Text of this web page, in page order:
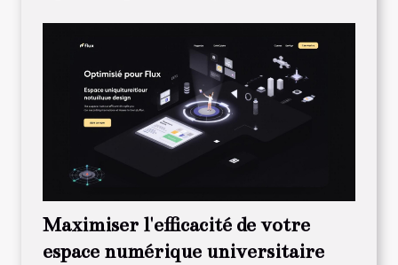
Maximiser l'efficacité de votre
espace numérique universitaire